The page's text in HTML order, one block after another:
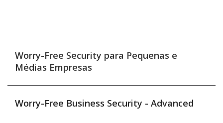
Worry-Free Security para Pequenas e
Médias Empresas
Worry-Free Business Security - Advanced